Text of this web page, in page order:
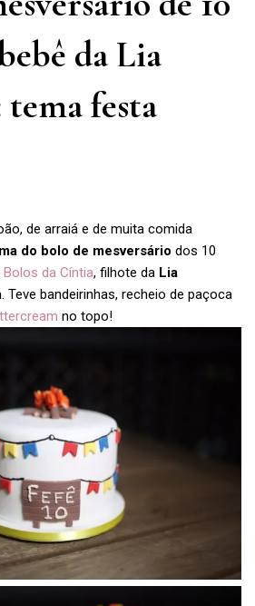
da Lia
festa
de arraiá e de muita comida
do bolo de mesversário dos 10
Bolos da Cíntia, filhote da Lia
. Teve bandeirinhas, recheio de paçoca
no topo!